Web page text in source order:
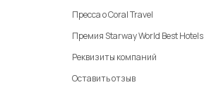
Пресса о Coral Travel
Премия Starway World Best Hotels
Реквизиты компаний
Оставить отзыв